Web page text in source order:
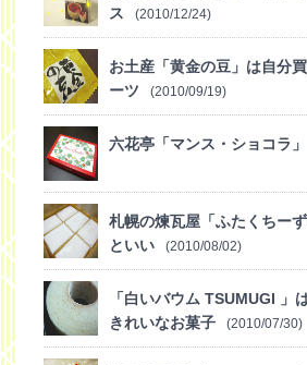
ス
(2010/12/24)
お土産「黄金の豆」は自分
ーツ
(2010/09/19)
六花亭「マンス・ショコラ
札幌の煉瓦屋「ふたくちー
といい
(2010/08/02)
「白いバウム TSUMUGI 」
きれいなお菓子
(2010/07/30)